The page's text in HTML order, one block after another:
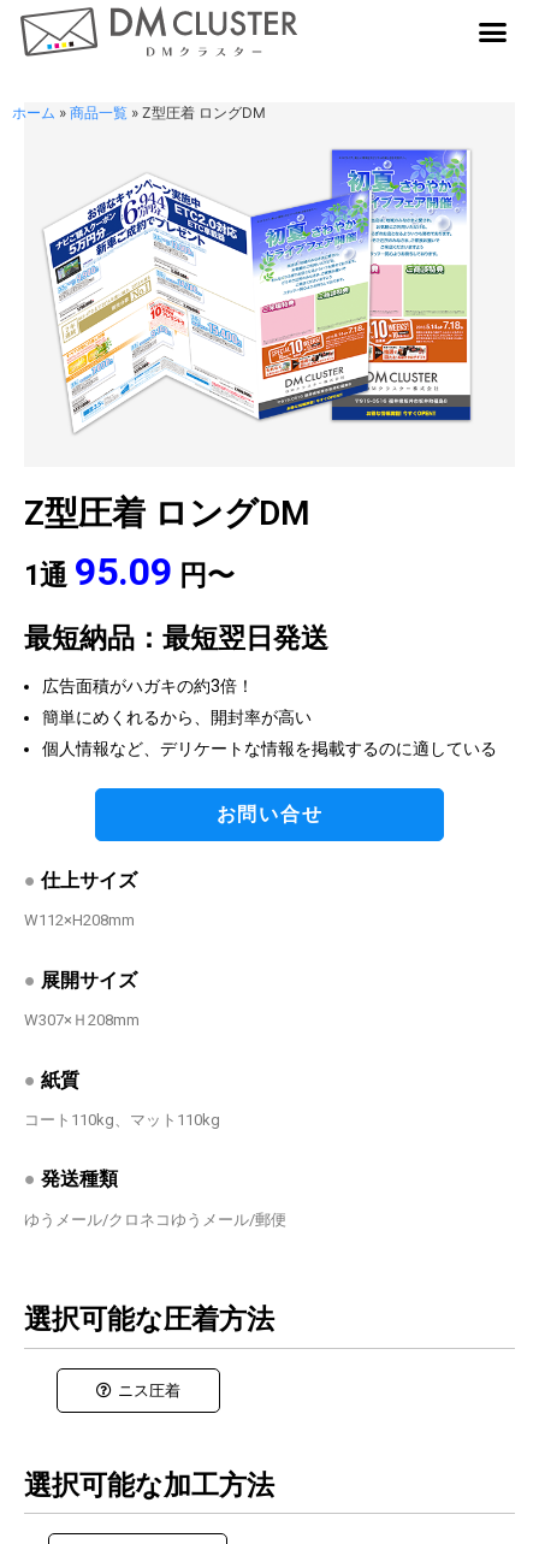
ホーム » 商品一覧 » Z型圧着 ロングDM
Z型圧着 ロングDM
1通 95.09 円〜
最短納品：最短翌日発送
広告面積がハガキの約3倍！
簡単にめくれるから、開封率が高い
個人情報など、デリケートな情報を掲載するのに適している
お問い合せ
● 仕上サイズ
W112×H208mm
● 展開サイズ
W307×Ｈ208mm
● 紙質
コート110kg、マット110kg
● 発送種類
ゆうメール/クロネコゆうメール/郵便
選択可能な圧着方法
ニス圧着
選択可能な加工方法